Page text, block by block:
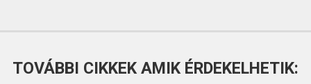
TOVÁBBI CIKKEK AMIK ÉRDEKELHETIK: